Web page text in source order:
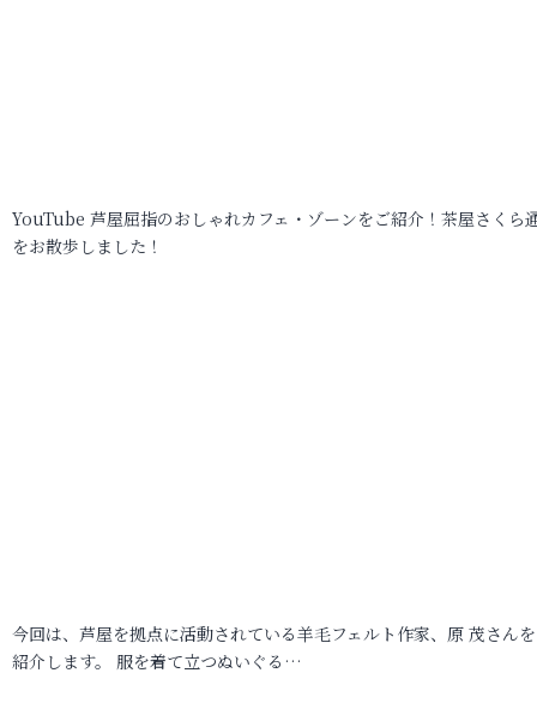
YouTube 芦屋屈指のおしゃれカフェ・ゾーンをご紹介！茶屋さくら
をお散歩しました！
今回は、芦屋を拠点に活動されている羊毛フェルト作家、原 茂さん
紹介します。 服を着て立つぬいぐる…